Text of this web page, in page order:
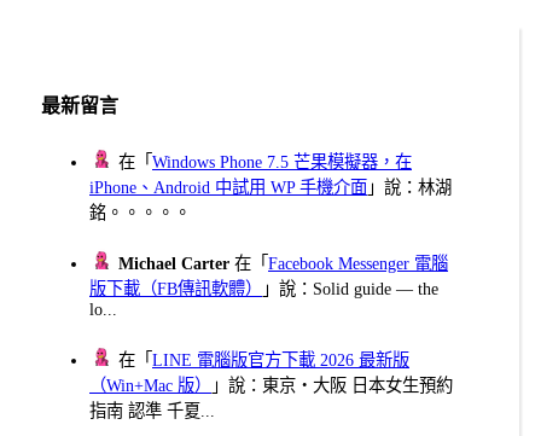
最新留言
在「Windows Phone 7.5 芒果模擬器，在
iPhone、Android 中試用 WP 手機介面 」說：林湖
銘。。。。。
Michael Carter 在「Facebook Messenger 電腦
版下載（FB傳訊軟體）
」說：Solid guide — the
lo...
在「LINE 電腦版官方下載 2026 最新版
（Win+Mac 版）
」說：東京・大阪 日本女生預約
指南 認準 千夏...